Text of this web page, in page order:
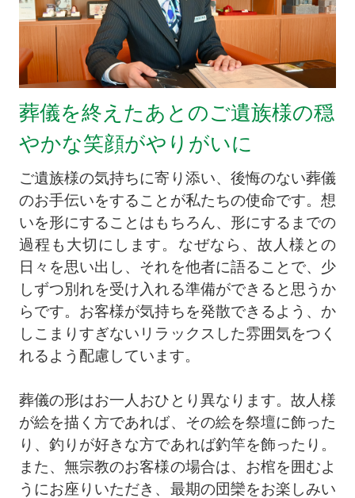
葬儀を終えたあとのご遺族様の穏
やかな笑顔がやりがいに
ご遺族様の気持ちに寄り添い、後悔のない葬儀
のお手伝いをすることが私たちの使命です。想
いを形にすることはもちろん、形にするまでの
過程も大切にします。なぜなら、故人様との
日々を思い出し、それを他者に語ることで、少
しずつ別れを受け入れる準備ができると思うか
らです。お客様が気持ちを発散できるよう、か
しこまりすぎないリラックスした雰囲気をつく
れるよう配慮しています。
葬儀の形はお一人おひとり異なります。故人様
が絵を描く方であれば、その絵を祭壇に飾った
り、釣りが好きな方であれば釣竿を飾ったり。
また、無宗教のお客様の場合は、お棺を囲むよ
うにお座りいただき、最期の団欒をお楽しみい